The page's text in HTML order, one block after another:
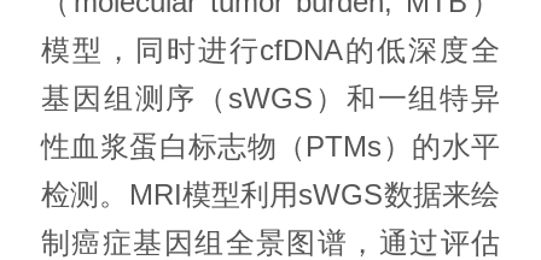
模型，同时进行cfDNA的低深度全
基因组测序（sWGS）和一组特异
性血浆蛋白标志物（PTMs）的水平
检测。MRI模型利用sWGS数据来绘
制癌症基因组全景图谱，通过评估